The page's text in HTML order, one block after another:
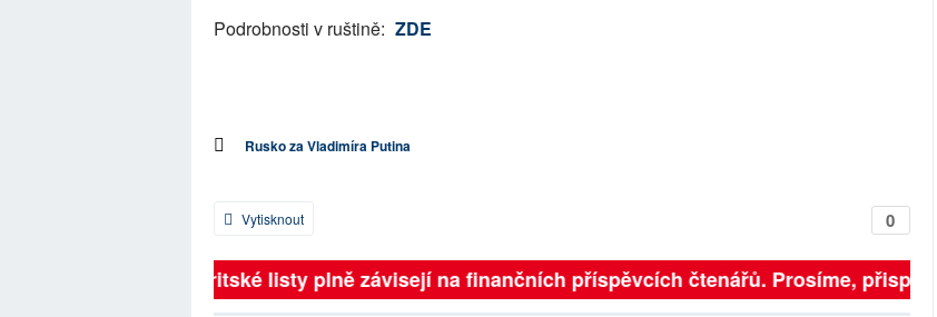
Podrobnosti v ruštině: ZDE
Rusko za Vladimíra Putina
0
Vytisknout
Britské listy plně závisejí na finančních příspěvcích čtenářů. Prosíme, přispějte. ➥